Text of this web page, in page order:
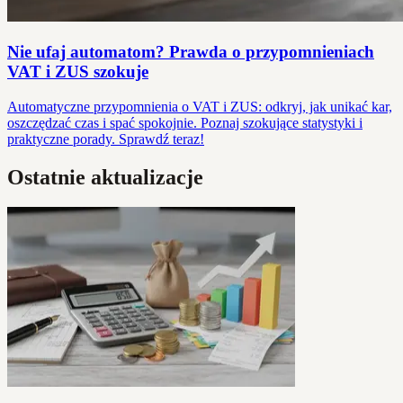
Nie ufaj automatom? Prawda o przypomnieniach
VAT i ZUS szokuje
Automatyczne przypomnienia o VAT i ZUS: odkryj, jak unikać kar,
oszczędzać czas i spać spokojnie. Poznaj szokujące statystyki i
praktyczne porady. Sprawdź teraz!
Ostatnie aktualizacje